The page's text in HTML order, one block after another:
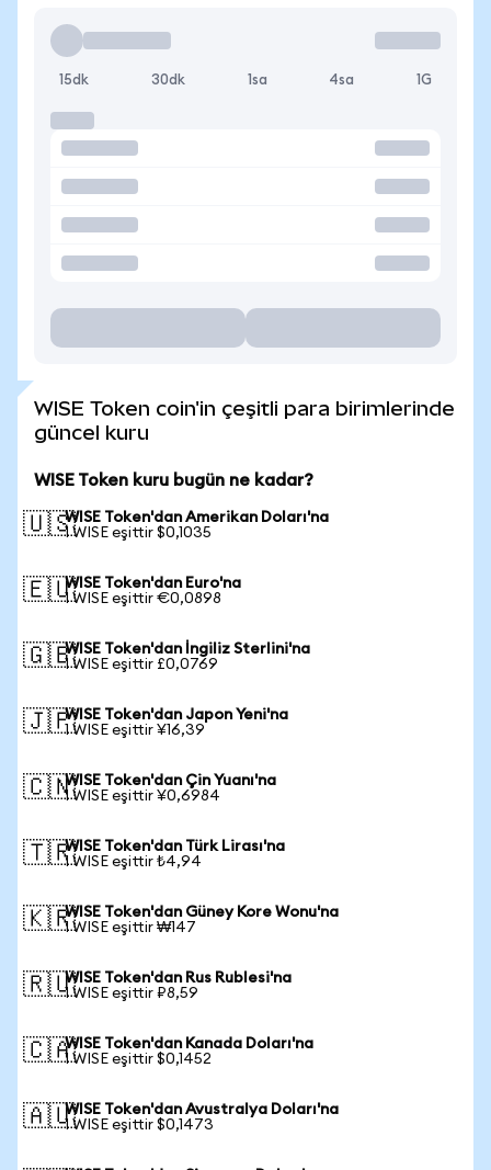
15dk 30dk 1sa 4sa 1G
WISE Token coin'in çeşitli para birimlerinde
güncel kuru
WISE Token kuru bugün ne kadar?
🇺🇸WISE Token'dan Amerikan Doları'na
1 WISE eşittir $0,1035
🇪🇺WISE Token'dan Euro'na
1 WISE eşittir €0,0898
🇬🇧WISE Token'dan İngiliz Sterlini'na
1 WISE eşittir £0,0769
🇯🇵WISE Token'dan Japon Yeni'na
1 WISE eşittir ¥16,39
🇨🇳WISE Token'dan Çin Yuanı'na
1 WISE eşittir ¥0,6984
🇹🇷WISE Token'dan Türk Lirası'na
1 WISE eşittir ₺4,94
🇰🇷WISE Token'dan Güney Kore Wonu'na
1 WISE eşittir ₩147
🇷🇺WISE Token'dan Rus Rublesi'na
1 WISE eşittir ₽8,59
🇨🇦WISE Token'dan Kanada Doları'na
1 WISE eşittir $0,1452
🇦🇺WISE Token'dan Avustralya Doları'na
1 WISE eşittir $0,1473